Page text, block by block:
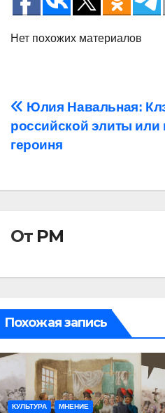
Нет похожих материалов
Навигация
по
Юлия Навальная:
российской элиты или
героиня
От РМ
Похожая запись
КУЛЬТУРА МНЕНИЕ